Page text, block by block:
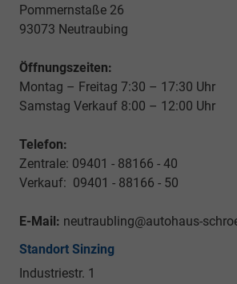
Pommernstaße 26
93073 Neutraubing
Öffnungszeiten:
Montag – Freitag 7:30 – 17:30 Uhr
Samstag Verkauf 8:00 – 12:00 Uhr
Telefon:
Zentrale: 09401 - 88166 - 40
Verkauf: 09401 - 88166 - 50
E-Mail: neutraubling@autohaus-
Standort Sinzing
Industriestr. 1